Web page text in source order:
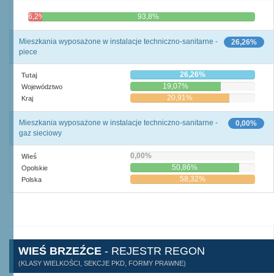
6,2% 93,8%
26,26%
Mieszkania wyposażone w instalacje techniczno-sanitarne -
piece
Tutaj 26,26%
Województwo 19,07%
Kraj 20,91%
0,00%
Mieszkania wyposażone w instalacje techniczno-sanitarne -
gaz sieciowy
Wieś 0,00%
Opolskie 50,86%
Polska 58,32%
WIEŚ BRZEŹCE - REJESTR REGON
(KLASY WIELKOŚCI, SEKCJE PKD, FORMY PRAWNE)